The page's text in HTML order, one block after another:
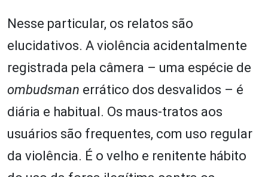
Nesse particular, os relatos são
elucidativos. A violência acidentalmente
registrada pela câmera – uma espécie de
ombudsman errático dos desvalidos – é
diária e habitual. Os maus-tratos aos
usuários são frequentes, com uso regular
da violência. É o velho e renitente hábito